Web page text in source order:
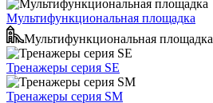
Мультифункциональная площадка
Мультифункциональная площадка
Тренажеры серия SE
Тренажеры серия SM